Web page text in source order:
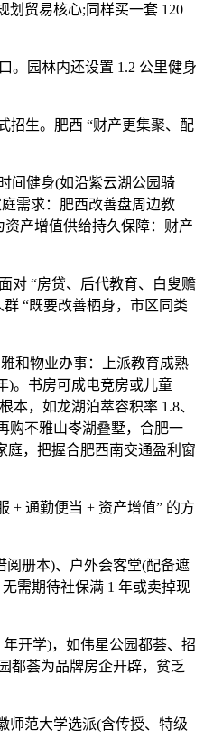
划贸易核心;同样买一套 120
。园林内还设置 1.2 公里健身
招生。肥西 “财产更集聚、配
间健身(如沿紫云湖公园骑
需求：肥西改善盘周边教
产增值供给持久保障：财产
对 “房贷、后代教育、白叟赡
“既要改善栖身，市区同类
和物业办事：上派教育成熟
)。书房可成电竞房或儿童
，如龙湖泊萃容积率 1.8、
购不雅山岺湖叠墅，合肥一
庭，把握合肥西南交通盈利窗
+ 通勤便当 + 资产增值” 的方
册本)、户外会客堂(配备遮
需期待社保满 1 年或卖掉现
开学)，如伟星公园都荟、招
都荟为品牌房企开辟，贫乏
范大学选派(含传授、特级